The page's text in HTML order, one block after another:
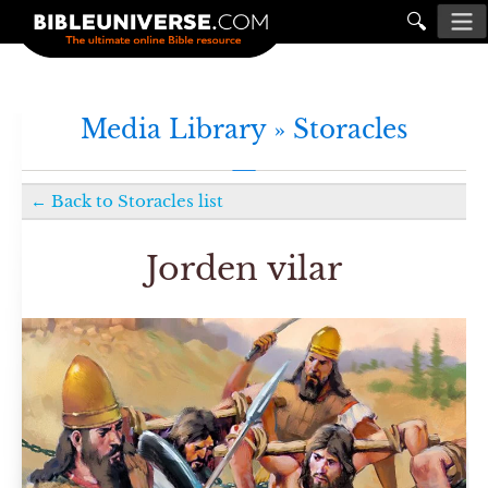
🔍
Media Library » Storacles
← Back to Storacles list
Jorden vilar